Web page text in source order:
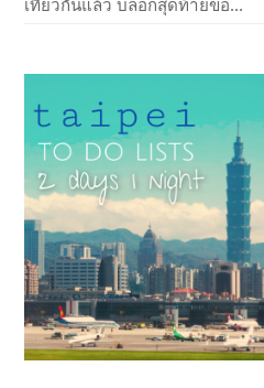
เที่ยวกันแล้ว บล็อกสุดท้ายขอ...